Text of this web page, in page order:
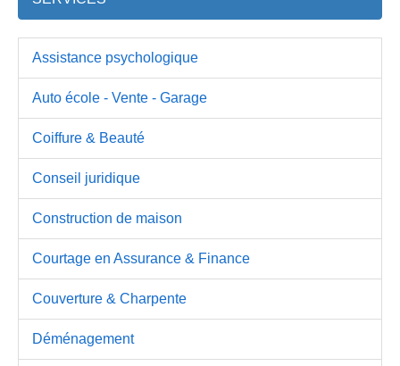
Assistance psychologique
Auto école - Vente - Garage
Coiffure & Beauté
Conseil juridique
Construction de maison
Courtage en Assurance & Finance
Couverture & Charpente
Déménagement